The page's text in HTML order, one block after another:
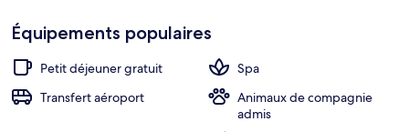
Équipements populaires
Petit déjeuner gratuit
Spa
Transfert aéroport
Animaux de compagnie
admis